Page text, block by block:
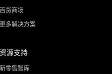
百货商场
更多解决方案
资源支持
新零售智库